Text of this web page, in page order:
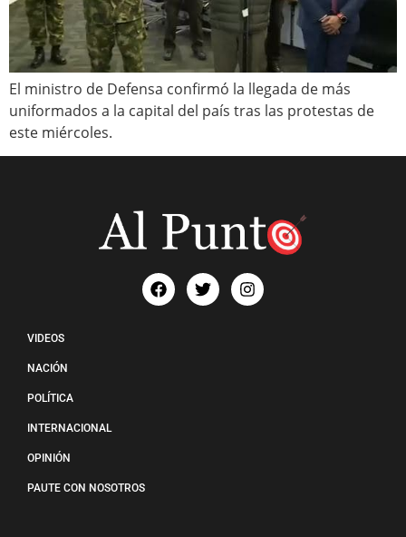
El ministro de Defensa confirmó la llegada de más
uniformados a la capital del país tras las protestas de
este miércoles.
VIDEOS
NACIÓN
POLÍTICA
INTERNACIONAL
OPINIÓN
PAUTE CON NOSOTROS